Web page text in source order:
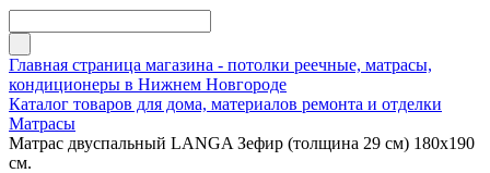
Главная страница магазина - потолки реечные, матрасы,
кондиционеры в Нижнем Новгороде
Каталог товаров для дома, материалов ремонта и отделки
Матрасы
Матрас двуспальный LANGA Зефир (толщина 29 см) 180х190
см.